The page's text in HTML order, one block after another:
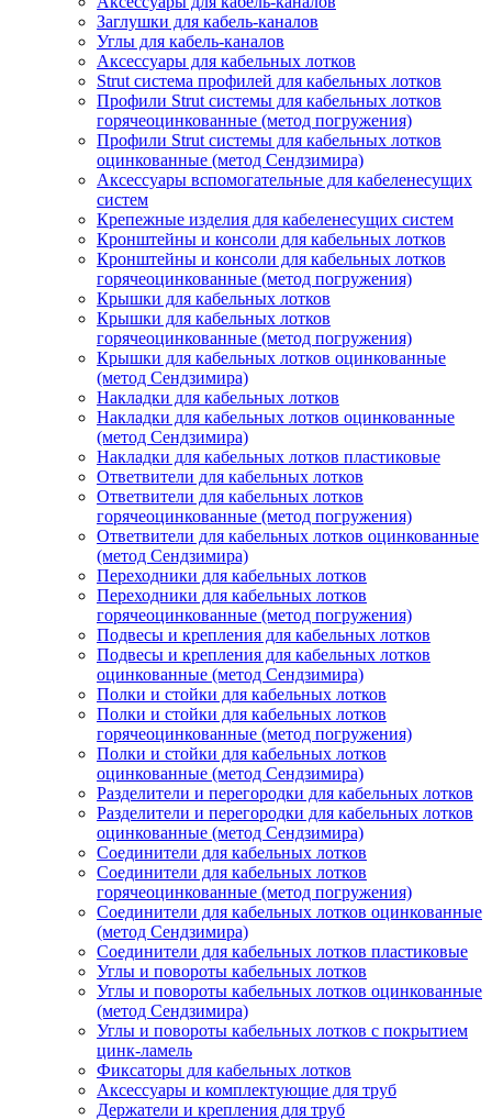
Заглушки для кабель-каналов
Углы для кабель-каналов
Аксессуары для кабельных лотков
Strut система профилей для кабельных лотков
Профили Strut системы для кабельных лотков
горячеоцинкованные (метод погружения)
Профили Strut системы для кабельных лотков
оцинкованные (метод Сендзимира)
Аксессуары вспомогательные для кабеленесущих
систем
Крепежные изделия для кабеленесущих систем
Кронштейны и консоли для кабельных лотков
Кронштейны и консоли для кабельных лотков
горячеоцинкованные (метод погружения)
Крышки для кабельных лотков
Крышки для кабельных лотков
горячеоцинкованные (метод погружения)
Крышки для кабельных лотков оцинкованные
(метод Сендзимира)
Накладки для кабельных лотков
Накладки для кабельных лотков оцинкованные
(метод Сендзимира)
Накладки для кабельных лотков пластиковые
Ответвители для кабельных лотков
Ответвители для кабельных лотков
горячеоцинкованные (метод погружения)
Ответвители для кабельных лотков оцинкованные
(метод Сендзимира)
Переходники для кабельных лотков
Переходники для кабельных лотков
горячеоцинкованные (метод погружения)
Подвесы и крепления для кабельных лотков
Подвесы и крепления для кабельных лотков
оцинкованные (метод Сендзимира)
Полки и стойки для кабельных лотков
Полки и стойки для кабельных лотков
горячеоцинкованные (метод погружения)
Полки и стойки для кабельных лотков
оцинкованные (метод Сендзимира)
Разделители и перегородки для кабельных лотков
Разделители и перегородки для кабельных лотков
оцинкованные (метод Сендзимира)
Соединители для кабельных лотков
Соединители для кабельных лотков
горячеоцинкованные (метод погружения)
Соединители для кабельных лотков оцинкованные
(метод Сендзимира)
Соединители для кабельных лотков пластиковые
Углы и повороты кабельных лотков
Углы и повороты кабельных лотков оцинкованные
(метод Сендзимира)
Углы и повороты кабельных лотков с покрытием
цинк-ламель
Фиксаторы для кабельных лотков
Аксессуары и комплектующие для труб
Держатели и крепления для труб